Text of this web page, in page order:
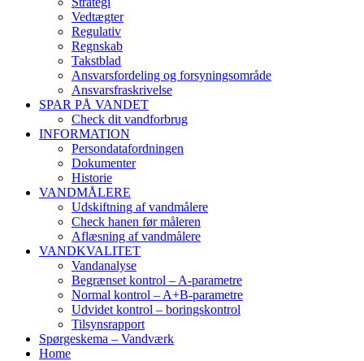
Vedtægter
Regulativ
Regnskab
Takstblad
Ansvarsfordeling og forsyningsområde
Ansvarsfraskrivelse
SPAR PÅ VANDET
Check dit vandforbrug
INFORMATION
Persondatafordningen
Dokumenter
Historie
VANDMÅLERE
Udskiftning af vandmålere
Check hanen før måleren
Aflæsning af vandmålere
VANDKVALITET
Vandanalyse
Begrænset kontrol – A-parametre
Normal kontrol – A+B-parametre
Udvidet kontrol – boringskontrol
Tilsynsrapport
Spørgeskema – Vandværk
Home